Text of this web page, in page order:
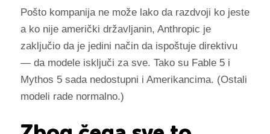
Pošto kompanija ne može lako da razdvoji ko jeste
a ko nije američki državljanin, Anthropic je
zaključio da je jedini način da ispoštuje direktivu
— da modele isključi za sve. Tako su Fable 5 i
Mythos 5 sada nedostupni i Amerikancima. (Ostali
modeli rade normalno.)